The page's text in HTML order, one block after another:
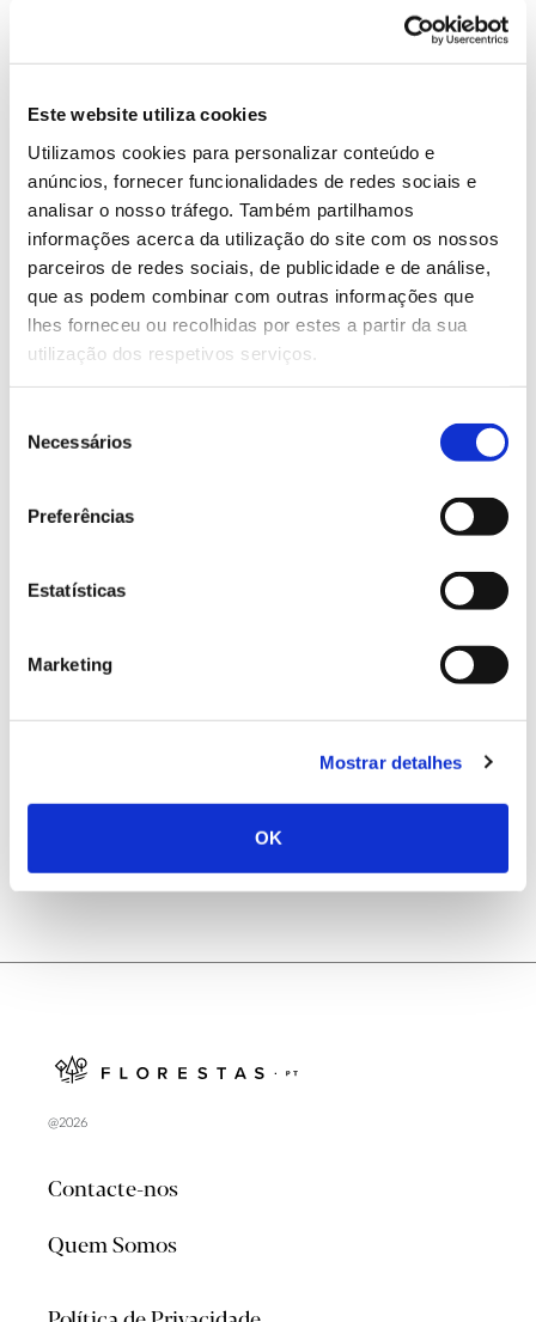
Este website utiliza cookies
Utilizamos cookies para personalizar conteúdo e
anúncios, fornecer funcionalidades de redes sociais e
analisar o nosso tráfego. Também partilhamos
informações acerca da utilização do site com os nossos
parceiros de redes sociais, de publicidade e de análise,
que as podem combinar com outras informações que
lhes forneceu ou recolhidas por estes a partir da sua
utilização dos respetivos serviços.
Necessários
Preferências
Estatísticas
Marketing
Mostrar detalhes
OK
habitat. O
ponto de encontro está marcado para as 15:00, na
participantes, requer a aquisição de bilhete.
Saiba mais sobre esta visita sazonal de
verão
13.07.2026
Genoma do priolo e de outras espécies em risco:
conhecer para conservar
Registar galhas de Trichi em acácia-das-espigas:
@2026
Contacte-nos
Quem Somos